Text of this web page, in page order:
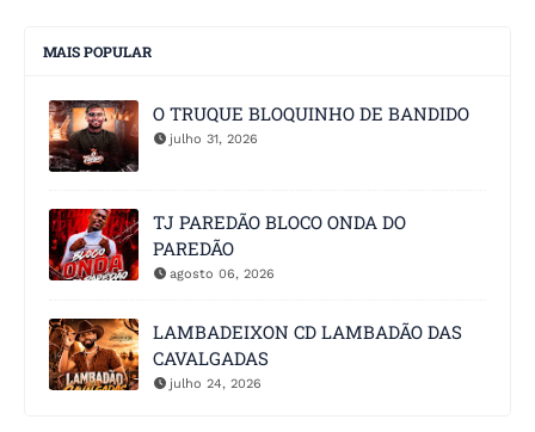
MAIS POPULAR
O TRUQUE BLOQUINHO DE BANDIDO
julho 31, 2026
TJ PAREDÃO BLOCO ONDA DO
PAREDÃO
agosto 06, 2026
LAMBADEIXON CD LAMBADÃO DAS
CAVALGADAS
julho 24, 2026